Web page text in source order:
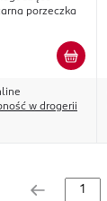
porzeczka
w drogerii